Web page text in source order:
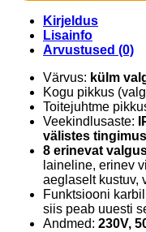
Kirjeldus
Lisainfo
Arvustused (0)
Värvus: külm
Kogu pikkus
Toitejuhtme
Veekindlusaste:
välistes
8 erinevat
laineline, erinev
aeglaselt kustuv,
Funktsiooni
siis peab uuesti
Andmed: 230V,